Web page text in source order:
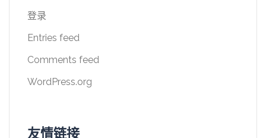
登录
Entries feed
Comments feed
WordPress.org
友情链接